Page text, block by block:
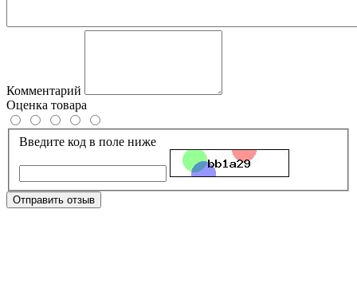
Комментарий
Оценка товара
Введите код в поле ниже
Отправить отзыв